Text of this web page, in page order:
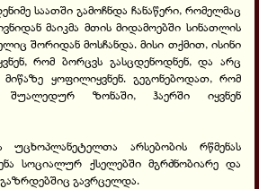
საათში გამოჩნდა ჩანაწერი, რომელმაც
მაიკმა მთის მიდამოებში სინათლის
შორიდან მოსჩანდა. მისი თქმით, ისინი
რომ ბორცვს გასცდენოდნენ, და არც
ყოფილიყვნენ. გეგონებოდათ, რომ
შუალედურ ზონაში, ჰაერში იყვნენ
უცხოპლანეტელთა არსებობის რწმენას
სოციალურ ქსელებში მგრძნობიარე და
გავრცელდა.